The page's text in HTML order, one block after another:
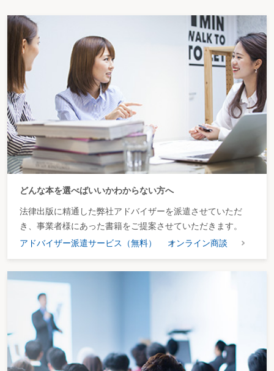
どんな本を選べばいいかわからない方へ
法律出版に精通した弊社アドバイザーを派遣させていただ
き、事業者様にあった書籍をご提案させていただきます。
アドバイザー派遣サービス（無料）
オンライン商談